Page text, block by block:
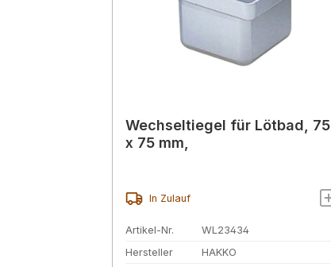
Wechseltiegel für Lötbad, 75
x 75 mm,
In Zulauf
Artikel-Nr.
WL23434
Hersteller
HAKKO